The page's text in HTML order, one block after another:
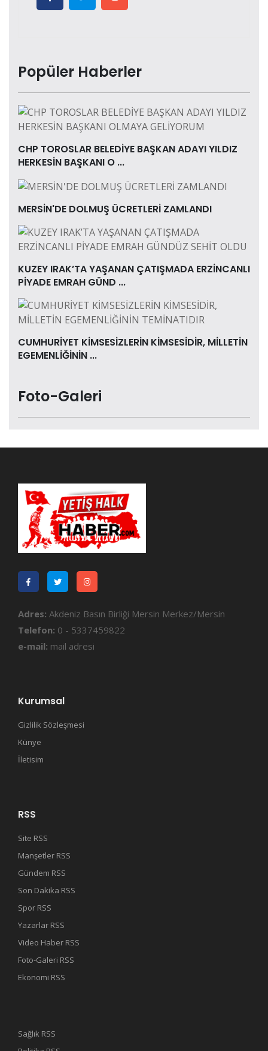
Popüler Haberler
CHP TOROSLAR BELEDİYE BAŞKAN ADAYI YILDIZ
HERKESİN BAŞKANI O ...
MERSİN'DE DOLMUŞ ÜCRETLERİ ZAMLANDI
KUZEY IRAK’TA YAŞANAN ÇATIŞMADA ERZİNCANLI
PİYADE EMRAH GÜND ...
CUMHURİYET KİMSESİZLERİN KİMSESİDİR, MİLLETİN
EGEMENLİĞİNİN ...
Foto-Galeri
Adres: Akdeniz Basın Birliği Mersin Merkez/Mersin
Telefon: 0 - 5337459822
e-mail: mail adresi
Kurumsal
Gizlilik Sözleşmesi
Künye
İletisim
RSS
Site RSS
Manşetler RSS
Gündem RSS
Son Dakika RSS
Spor RSS
Yazarlar RSS
Video Haber RSS
Foto-Galeri RSS
Ekonomi RSS
Sağlık RSS